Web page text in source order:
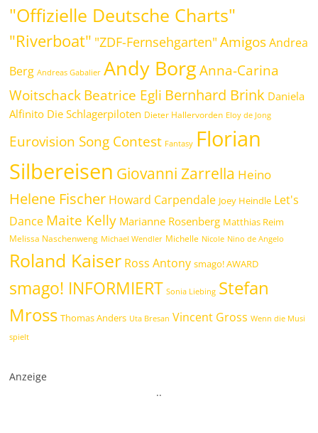
"Offizielle Deutsche Charts"
"Riverboat" "ZDF-Fernsehgarten" Amigos Andrea
Berg Andreas Gabalier Andy Borg Anna-Carina
WoitschackBeatrice Egli Bernhard Brink Daniela
Alfinito Die Schlagerpiloten Dieter Hallervorden Eloy de Jong
Eurovision Song Contest Fantasy Florian
Silbereisen Giovanni Zarrella Heino
Helene Fischer Howard Carpendale Joey Heindle Let's
Dance Maite Kelly Marianne Rosenberg Matthias Reim
Melissa Naschenweng Michael Wendler Michelle Nicole Nino de Angelo
Roland Kaiser Ross Antony smago! AWARD
smago! INFORMIERT Sonia Liebing Stefan
Mross Thomas Anders Uta Bresan Vincent Gross Wenn die Musi
spielt
Anzeige
..